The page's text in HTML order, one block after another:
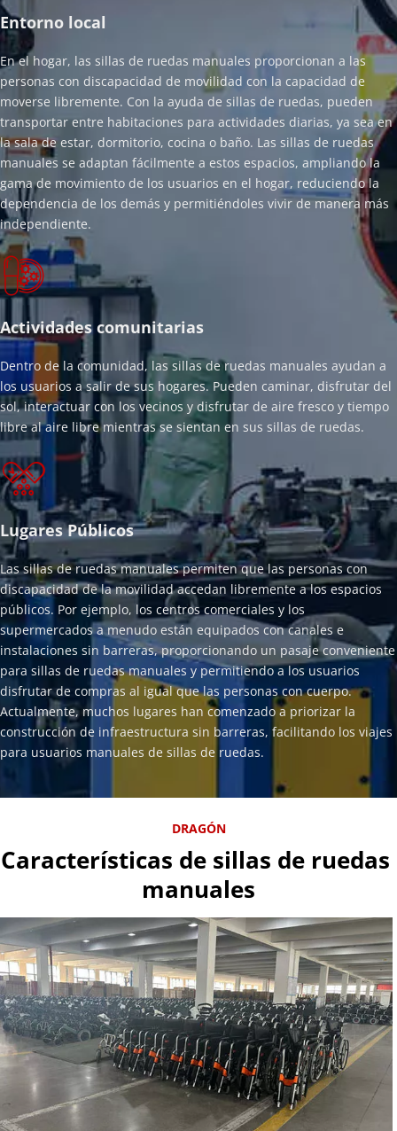
Entorno local
En el hogar, las sillas de ruedas manuales proporcionan a las
personas con discapacidad de movilidad con la capacidad de
moverse libremente. Con la ayuda de sillas de ruedas, pueden
transportar entre habitaciones para actividades diarias, ya sea en
la sala de estar, dormitorio, cocina o baño. Las sillas de ruedas
manuales se adaptan fácilmente a estos espacios, ampliando la
gama de movimiento de los usuarios en el hogar, reduciendo la
dependencia de los demás y permitiéndoles vivir de manera más
independiente.
Actividades comunitarias
Dentro de la comunidad, las sillas de ruedas manuales ayudan a
los usuarios a salir de sus hogares. Pueden caminar, disfrutar del
sol, interactuar con los vecinos y disfrutar de aire fresco y tiempo
libre al aire libre mientras se sientan en sus sillas de ruedas.
Lugares Públicos
Las sillas de ruedas manuales permiten que las personas con
discapacidad de la movilidad accedan libremente a los espacios
públicos. Por ejemplo, los centros comerciales y los
supermercados a menudo están equipados con canales e
instalaciones sin barreras, proporcionando un pasaje conveniente
para sillas de ruedas manuales y permitiendo a los usuarios
disfrutar de compras al igual que las personas con cuerpo.
Actualmente, muchos lugares han comenzado a priorizar la
construcción de infraestructura sin barreras, facilitando los viajes
para usuarios manuales de sillas de ruedas.
DRAGÓN
Características de sillas de ruedas
manuales